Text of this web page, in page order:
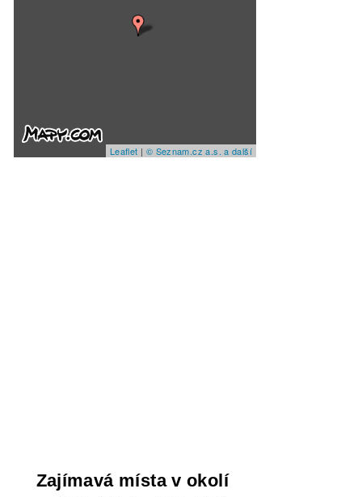
Leaflet | © Seznam.cz a.s. a další
Zajímavá místa v okolí